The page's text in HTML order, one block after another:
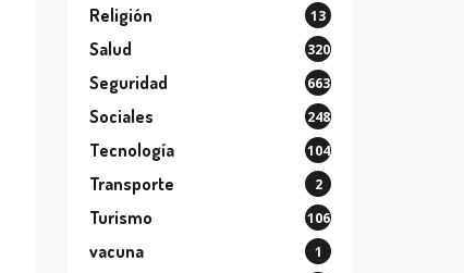
Religión 13
Salud 320
Seguridad 663
Sociales 248
Tecnología 104
Transporte 2
Turismo 106
vacuna 1